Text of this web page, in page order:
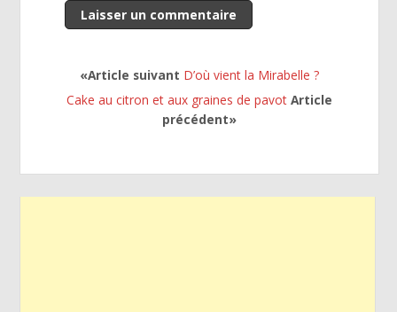
«Article suivant D’où vient la Mirabelle ?
Cake au citron et aux graines de pavotArticle
précédent»